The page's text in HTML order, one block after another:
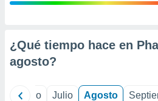
e
mediante
¿Qué tiempo hace en
agosto?
Junio Julio Agosto